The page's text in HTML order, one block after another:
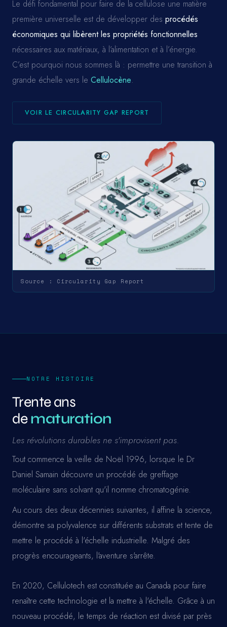
Le défi fondamental pour faire de la cellulose une matière
première universelle est de développer des procédés
économiques qui libèrent les propriétés fonctionnelles
nécessaires aux matériaux, à l’alimentation et à l’énergie.
C’est pourquoi nous sommes là : permettre une transition à
grande échelle vers le Cellulocène.
VOIR LE CIRCULARITY GAP REPORT
Source : Circularity Gap Report
NOTRE HISTOIRE
Trente ans
dematuration
Les révolutions durables ne s'improvisent pas.
Tout commence la veille de Noël 1996, lorsque le Dr
Daniel Samain découvre un procédé de greffage
moléculaire sans solvant qu'il nomme chromatogénie.
Au cours des deux décennies suivantes, il affine la science,
démontre sa polyvalence sur différents substrats et tente de
mettre le procédé à l'échelle industrielle. Malgré des
progrès encourageants, l'aventure s'arrête.
En 2020, Cellulotech est constituée au Canada pour faire
renaître cette technologie et la mettre à l'échelle. Grâce à un
nouveau procédé, le temps de réaction est divisé par près